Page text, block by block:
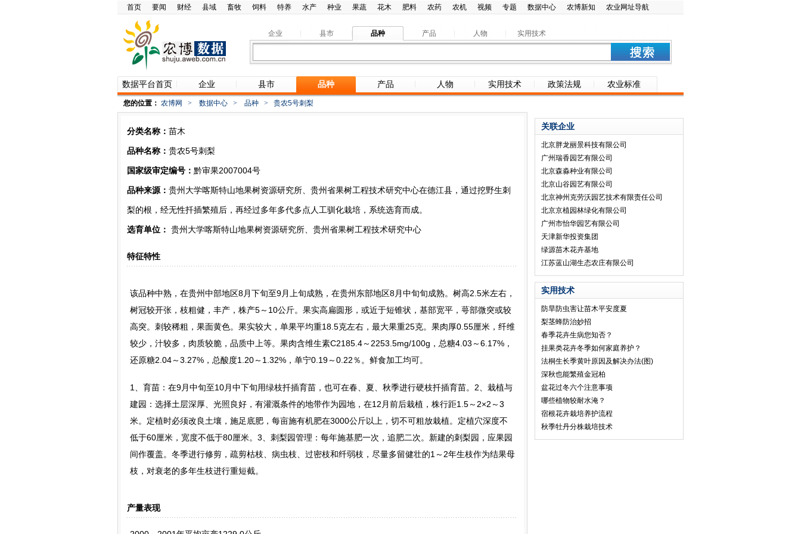
首页 要闻 财经 县域 畜牧 饲料 特养 水产 种业 果蔬 花木 肥料 农药 农机 视频 专题 数据中心 农博新知 农业网址导航
企业 县市 品种 产品 人物 实用技术
数据平台首页 企业 县市 品种 产品 人物 实用技术 政策法规 农业标准
您的位置： 农博网 > 数据中心 > 品种 > 贵农5号刺梨
分类名称： 苗木
品种名称： 贵农5号刺梨
国家级审定编号： 黔审果2007004号
品种来源： 贵州大学喀斯特山地果树资源研究所、贵州省果树工程技术研究中心在德江县，通过挖野生刺
梨的根，经无性扦插繁殖后，再经过多年多代多点人工驯化栽培，系统选育而成。
选育单位： 贵州大学喀斯特山地果树资源研究所、贵州省果树工程技术研究中心
特征特性
该品种中熟，在贵州中部地区8月下旬至9月上旬成熟，在贵州东部地区8月中旬旬成熟。树高2.5米左右，
树冠较开张，枝粗健，丰产，株产5～10公斤。果实高扁圆形，或近于短锥状，基部宽平，萼部微突或较
高突。刺较稀粗，果面黄色。果实较大，单果平均重18.5克左右，最大果重25克。果肉厚0.55厘米，纤维
较少，汁较多，肉质较脆，品质中上等。果肉含维生素C2185.4～2253.5mg/100g，总糖4.03～6.17%，
还原糖2.04～3.27%，总酸度1.20～1.32%，单宁0.19～0.22％。鲜食加工均可。
1、育苗：在9月中旬至10月中下旬用绿枝扦插育苗，也可在春、夏、秋季进行硬枝扦插育苗。2、栽植与
建园：选择土层深厚、光照良好，有灌溉条件的地带作为园地，在12月前后栽植，株行距1.5～2×2～3
米。定植时必须改良土壤，施足底肥，每亩施有机肥在3000公斤以上，切不可粗放栽植。定植穴深度不
低于60厘米，宽度不低于80厘米。3、刺梨园管理：每年施基肥一次，追肥二次。新建的刺梨园，应果园
间作覆盖。冬季进行修剪，疏剪枯枝、病虫枝、过密枝和纤弱枝，尽量多留健壮的1～2年生枝作为结果母
枝，对衰老的多年生枝进行重短截。
产量表现
关联企业
北京胖龙丽景科技有限公司
广州瑞香园艺有限公司
北京森淼种业有限公司
北京山谷园艺有限公司
北京神州克劳沃园艺技术有限责任公司
北京京植园林绿化有限公司
广州市怡华园艺有限公司
天津新华投资集团
绿源苗木花卉基地
江苏蓝山湖生态农庄有限公司
实用技术
防旱防虫害让苗木平安度夏
梨茎蜂防治妙招
春季花卉生病您知否？
挂果类花卉冬季如何家庭养护？
法桐生长季黄叶原因及解决办法(图)
深秋也能繁殖金冠柏
盆花过冬六个注意事项
哪些植物较耐水淹？
宿根花卉栽培养护流程
秋季牡丹分株栽培技术